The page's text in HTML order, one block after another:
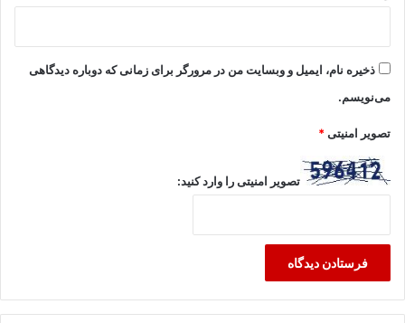
ذخیره نام، ایمیل و وبسایت من در مرورگر برای زمانی که دوباره دیدگاهی
می‌نویسم.
تصویر امنیتی*
تصویر امنیتی را وارد کنید: